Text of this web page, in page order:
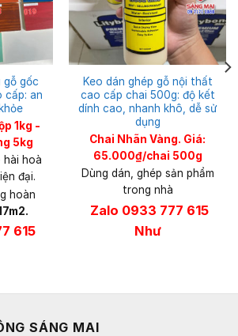
gỗ gốc
cấp: an
1kg -
5kg
hài hoà
đại.
hoàn
615
Keo dán ghép gỗ nội thất
cao cấp chai 500g: độ kết
dính cao, nhanh khô, dễ sử
dụng
Chai Nhãn Vàng. Giá:
65.000₫/chai 500g
Dùng dán, ghép sản phẩm
trong nhà
Zalo 0933 777 615
Như
SÁNG MAI